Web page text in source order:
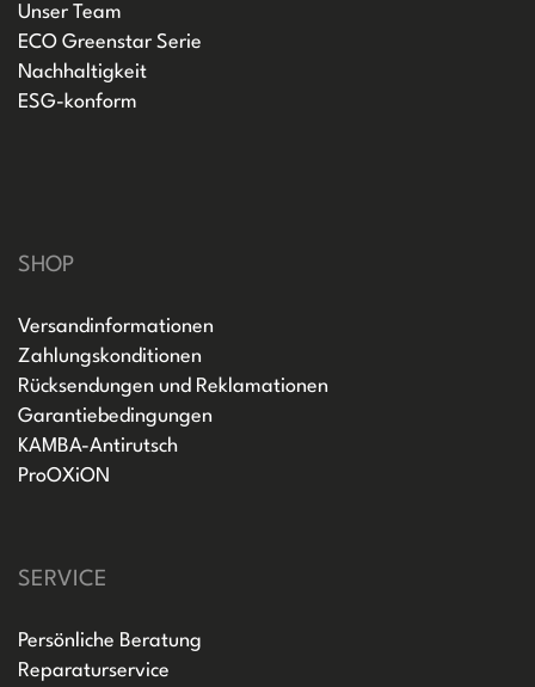
Unser Team
ECO Greenstar Serie
Nachhaltigkeit
ESG-konform
SHOP
Versandinformationen
Zahlungskonditionen
Rücksendungen und Reklamationen
Garantiebedingungen
KAMBA-Antirutsch
ProOXiON
SERVICE
Persönliche Beratung
Reparaturservice